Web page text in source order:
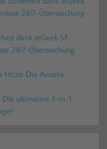
24/7-Überwachung
dank ieGeek S7
24/7-Überwachung
Hitze: Die Avoalre
Die ultimative 3-in-1